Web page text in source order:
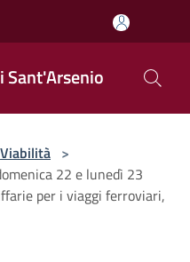
Sant'Arsenio
Viabilità >
22 e lunedì 23
per i viaggi ferroviari,